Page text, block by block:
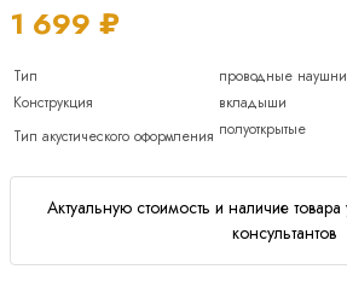
1 699 ₽
Тип
проводные
Конструкция
вкладыши
Тип акустического оформления полуоткрытые
Актуальную стоимость и наличие
консультантов